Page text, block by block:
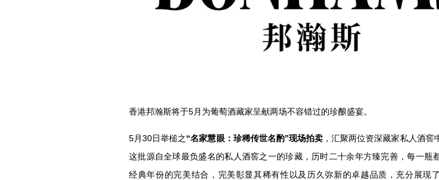
香港邦瀚斯将于5月为葡萄酒藏家呈献两场不容错过的珍酿盛宴。
5月30日举槌之“名家慧眼：珍稀传世名酌”现场拍卖 ，汇聚两位资深藏家私人酒窖
这批源自全球最负盛名的私人酒窖之一的珍藏，历时二十余年方臻完善，每一瓶
经典年份的完美结合，完美彰显其稀有性以及历久弥新的卓越品质，充分展现